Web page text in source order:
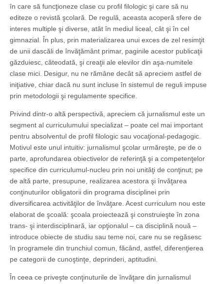
în care să funcţioneze clase cu profil filologic şi care să nu
editeze o revistă şcolară. De regulă, aceasta acoperă sfere de
interes multiple şi diverse, atât în mediul liceal, cât şi în cel
gimnazial. În plus, prin materializarea unui exces de zel resimţit
de unii dascăli de învăţământ primar, paginile acestor publicaţii
găzduiesc, câteodată, şi creaţii ale elevilor din aşa-numitele
clase mici. Desigur, nu ne rămâne decât să apreciem astfel de
iniţiative, chiar dacă nu sunt incluse în sistemul de reguli impuse
prin metodologii şi regulamente specifice.
Privind dintr-o altă perspectivă, apreciem că jurnalismul este un
segment al curriculumului specializat – poate cel mai important
pentru absolventul de profil filologic sau vocaţional-pedagogic.
Motivul este unul intuitiv: jurnalismul şcolar urmăreşte, pe de o
parte, aprofundarea obiectivelor de referinţă şi a competenţelor
specifice din curriculumul-nucleu prin noi unităţi de conţinut; pe
de altă parte, presupune, realizarea acestora şi învăţarea
conţinuturilor obligatorii din programa disciplinei prin
diversificarea activităţilor de învăţare. Acest curriculum nou este
elaborat de şcoală: şcoala proiectează şi construieşte în zona
trans- şi interdisciplinară, iar opţionalul – ca disciplină nouă –
introduce obiecte de studiu sau teme noi, care nu se regăsesc
în programele din trunchiul comun, făcând, astfel, diferenţierea
pe categorii de cunoştinţe, deprinderi, aptitudini.
În ceea ce priveşte conţinuturile de învăţare din jurnalismul